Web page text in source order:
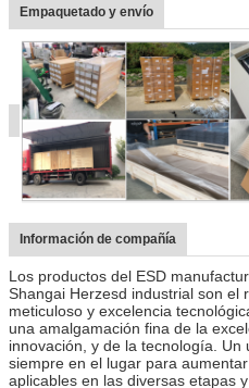
Empaquetado y envío
Información de compañía
Los productos del ESD
Shangai Herzesd industrial son el
meticuloso y excelencia
una amalgamación fina de la
innovación, y de la tecnología.
siempre en el lugar para
aplicables en las diversas etapas